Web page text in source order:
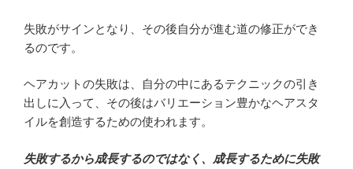
失敗がサインとなり、その後自分が進む道の修正ができ
るのです。
ヘアカットの失敗は、自分の中にあるテクニックの引き
出しに入って、その後はバリエーション豊かなヘアスタ
イルを創造するための使われます。
失敗するから成長するのではなく、成長するために失敗